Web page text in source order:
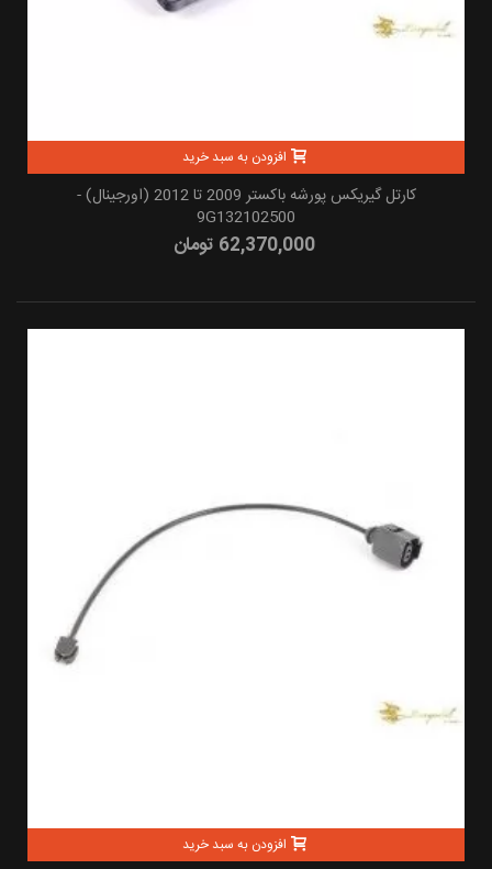
افزودن به سبد خرید
کارتل گیریکس پورشه باکستر 2009 تا 2012 (اورجینال) -
9G132102500
62,370,000 تومان
افزودن به سبد خرید